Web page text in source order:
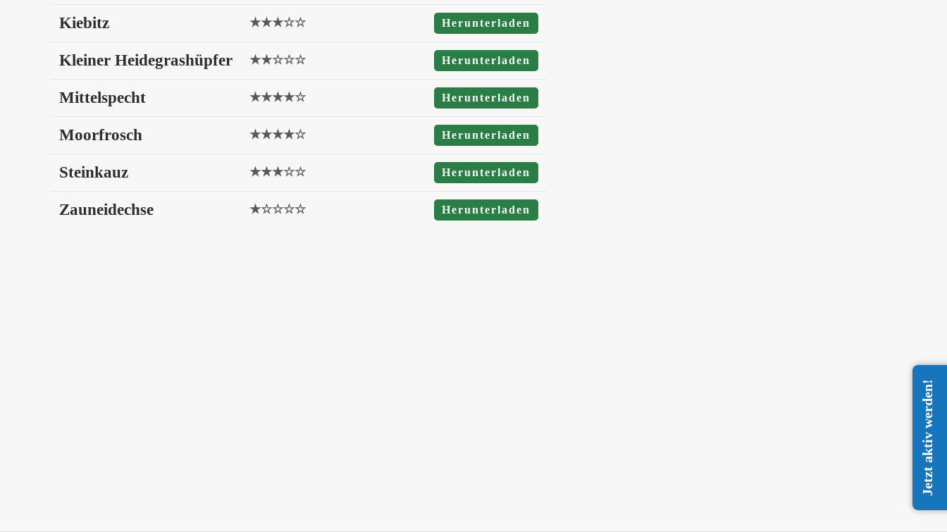
Kiebitz ★★★☆☆ Herunterladen
Kleiner Heidegrashüpfer ★★☆☆☆ Herunterladen
Mittelspecht ★★★★☆ Herunterladen
Moorfrosch ★★★★☆ Herunterladen
Steinkauz ★★★☆☆ Herunterladen
Zauneidechse ★☆☆☆☆ Herunterladen
Jetzt aktiv werden!